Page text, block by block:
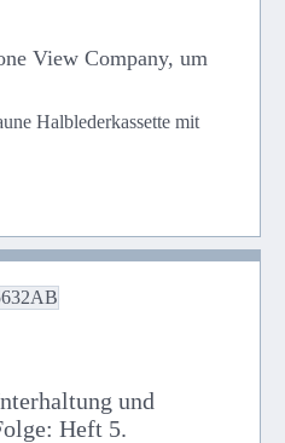
View Company, um
Halblederkassette mit
und
Heft 5.